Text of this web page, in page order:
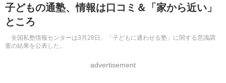
8月開催イベント・WS 全国公立高校 過去問 人気記事
自由研究教材（小学生向け）
子どもの通塾、情報は口コミ＆「家から近い」
ところ
全国私塾情報センターは3月28日、「子どもに通わせる塾」に関する意識調
査の結果を公表した。
advertisement